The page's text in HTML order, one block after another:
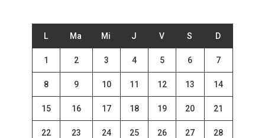
L Ma Mi J V S D
1 2 3 4 5 6 7
8 9 10 11 12 13 14
15 16 17 18 19 20 21
22 23 24 25 26 27 28